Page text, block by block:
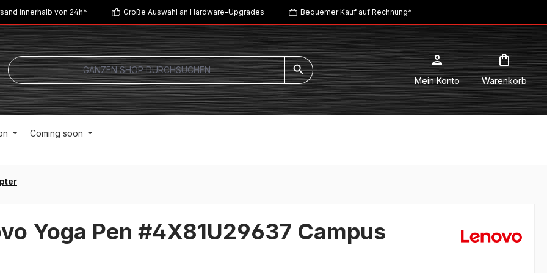
innerhalb von 24h* Große Auswahl an Hardware-Upgrades Bequemer Kauf auf Rechnung*
Mein Konto Warenkorb
Coming soon
Yoga Pen #4X81U29637 Campus